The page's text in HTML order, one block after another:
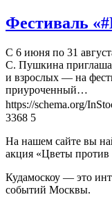
Фестиваль
С 6 июня по 31
С. Пушкина
и взрослых — на
приуроченный…
https://schema.org/
3368 5
На нашем сайте вы
акция «Цветы против
Кудамоскоу — это
событий Москвы.